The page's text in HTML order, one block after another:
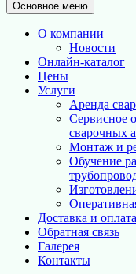
Основное меню
О компании
Новости
Онлайн-каталог
Цены
Услуги
Аренда
Сервисное
сварочных
Монтаж и
Обучение
Доставка и оплата
Обратная связь
Галерея
Контакты